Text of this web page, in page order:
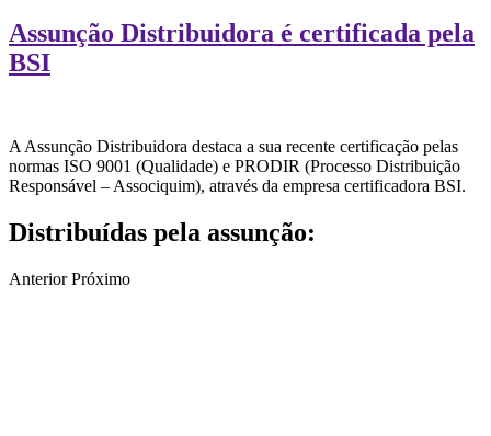
Assunção Distribuidora é certificada pela
BSI
A Assunção Distribuidora destaca a sua recente certificação pelas
normas ISO 9001 (Qualidade) e PRODIR (Processo Distribuição
Responsável – Associquim), através da empresa certificadora BSI.
Distribuídas pela assunção:
Anterior Próximo